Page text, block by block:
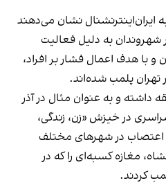
ایران‌اینترنشنال نشان می‌دهند
به دلیل فعالیت
و با هدف اعمال فشار بر افراد،
تهران پلمب شده‌اند.
داشته و به عنوان مثال در آذر
سراسری در خیزش «زن، زندگی،
اعتصاب در شهرهای مختلف
مغازه کسبه‌ای را که در
کردند.